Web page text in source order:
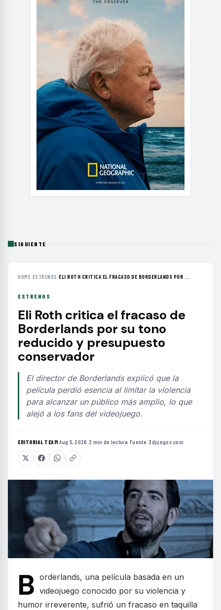
SIGUIENTE
HOME›ESTRENOS ›ELI ROTH CRITICA EL FRACASO DE BORDERLANDS POR ...
ESTRENOS
Eli Roth critica el fracaso de
Borderlands por su tono
reducido y presupuesto
conservador
El director de Borderlands explicó que la
película perdió esencia al limitar la violencia
para alcanzar un público más amplio, lo que
alejó a los fans del videojuego.
EDITORIAL TEAM·Aug 5, 2026 ·2 min de lectura ·Fuente:3djuegos.com
B orderlands, una película basada en un
videojuego conocido por su violencia y
humor irreverente, sufrió un fracaso en taquilla